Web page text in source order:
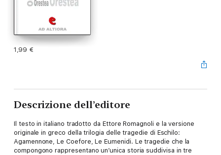
1,99 €
Descrizione dell’editore
Il testo in italiano tradotto da Ettore Romagnoli e la versione
originale in greco della trilogia delle tragedie di Eschilo:
Agamennone, Le Coefore, Le Eumenidi. Le tragedie che la
compongono rappresentano un’unica storia suddivisa in tre